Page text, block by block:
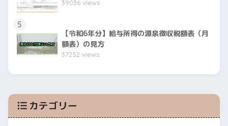
39036 views
5
【令和6年分】給与所得の源泉徴収税額表（月
額表）の見方
37252 views
カテゴリー